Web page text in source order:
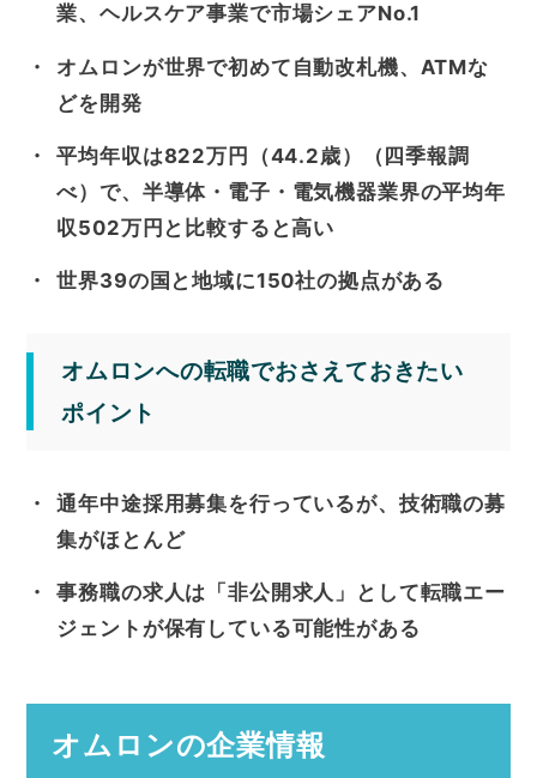
業、ヘルスケア事業で市場シェアNo.1
オムロンが世界で初めて自動改札機、ATMな
どを開発
平均年収は822万円（44.2歳）（四季報調
べ）で、半導体・電子・電気機器業界の平均年
収502万円と比較すると高い
世界39の国と地域に150社の拠点がある
オムロンへの転職でおさえておきたい
ポイント
通年中途採用募集を行っているが、技術職の募
集がほとんど
事務職の求人は「非公開求人」として転職エー
ジェントが保有している可能性がある
オムロンの企業情報